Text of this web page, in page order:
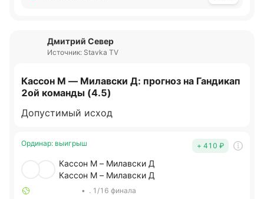
Дмитрий Север
Источник: Stavka TV
Кассон М — Милавски Д: прогноз на Гандикап
2ой команды (4.5)
Допустимый исход
Ординар: выигрыш + 410 ₽
Кассон М – Милавски Д
Кассон М – Милавски Д
• . 1/16 финала